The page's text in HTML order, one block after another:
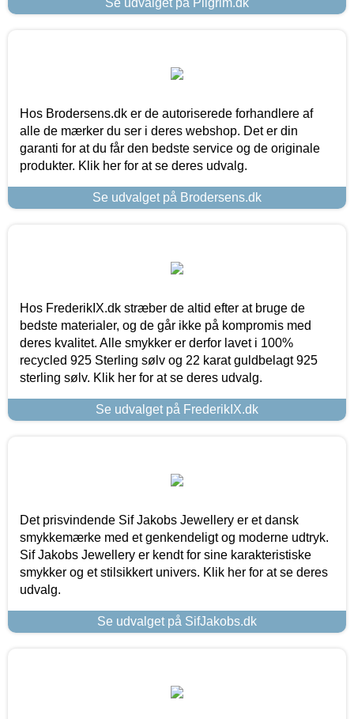
Hos Brodersens.dk er de autoriserede forhandlere af
alle de mærker du ser i deres webshop. Det er din
garanti for at du får den bedste service og de originale
produkter. Klik her for at se deres udvalg.
Se udvalget på Brodersens.dk
Hos FrederikIX.dk stræber de altid efter at bruge de
bedste materialer, og de går ikke på kompromis med
deres kvalitet. Alle smykker er derfor lavet i 100%
recycled 925 Sterling sølv og 22 karat guldbelagt 925
sterling sølv. Klik her for at se deres udvalg.
Se udvalget på FrederikIX.dk
Det prisvindende Sif Jakobs Jewellery er et dansk
smykkemærke med et genkendeligt og moderne udtryk.
Sif Jakobs Jewellery er kendt for sine karakteristiske
smykker og et stilsikkert univers. Klik her for at se deres
udvalg.
Se udvalget på SifJakobs.dk